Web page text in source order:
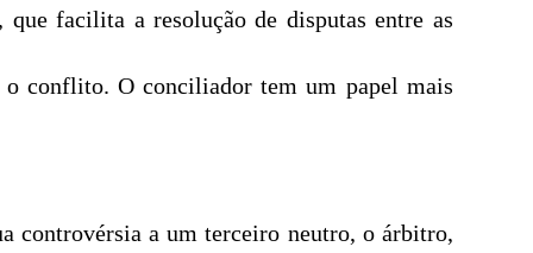
facilita a resolução de disputas entre as
o conflito. O conciliador tem um papel mais
controvérsia a um terceiro neutro, o árbitro,